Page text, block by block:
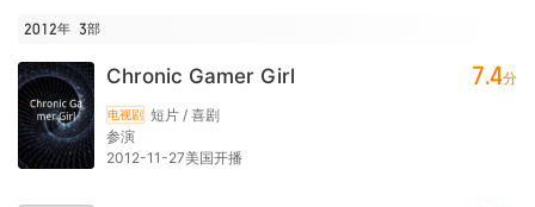
2012年 3部
Chronic Gamer Girl
电视剧 短片 / 喜剧
参演
2012-11-27美国开播
7.4分